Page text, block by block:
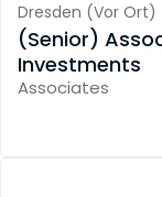
Dresden (Vor Ort)
(Senior)
Investments
Associates